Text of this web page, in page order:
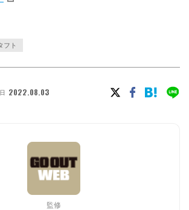
フト
2022.08.03
監修